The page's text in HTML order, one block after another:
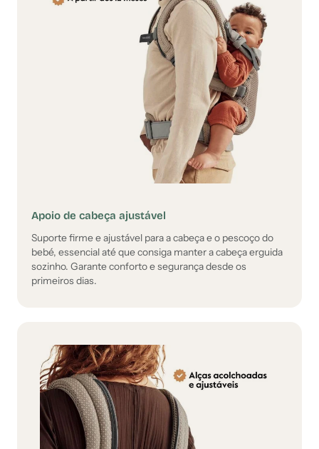
Apoio de cabeça ajustável
Suporte firme e ajustável para a cabeça e o pescoço do
bebé, essencial até que consiga manter a cabeça erguida
sozinho. Garante conforto e segurança desde os
primeiros dias.